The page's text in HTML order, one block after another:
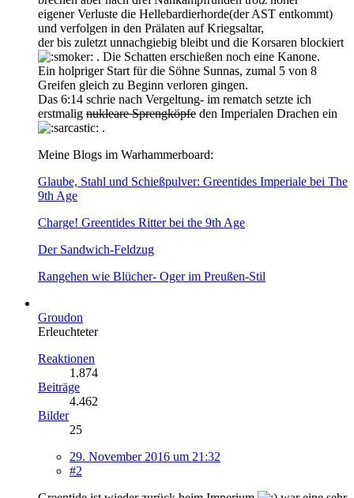
eigener Verluste die Hellebardierhorde(der AST entkommt)
und verfolgen in den Prälaten auf Kriegsaltar,
der bis zuletzt unnachgiebig bleibt und die Korsaren blockiert
. Die Schatten erschießen noch eine Kanone.
Ein holpriger Start für die Söhne Sunnas, zumal 5 von 8
Greifen gleich zu Beginn verloren gingen.
Das 6:14 schrie nach Vergeltung- im rematch setzte ich
erstmalig nukleare Sprengköpfe den Imperialen Drachen ein
.
Meine Blogs im Warhammerboard:
Glaube, Stahl und Schießpulver: Greentides Imperiale bei The
9th Age
Charge! Greentides Ritter bei the 9th Age
Der Sandwich-Feldzug
Rangehen wie Blücher- Oger im Preußen-Stil
Groudon
Erleuchteter
Reaktionen
1.874
Beiträge
4.462
Bilder
25
29. November 2016 um 21:32
#2